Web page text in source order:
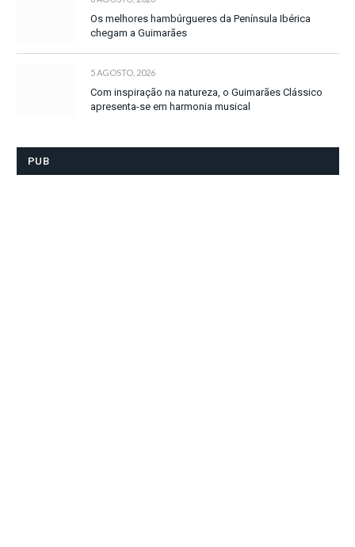
Os melhores hambúrgueres da Península Ibérica
chegam a Guimarães
5 AGOSTO, 2026
Com inspiração na natureza, o Guimarães Clássico
apresenta-se em harmonia musical
PUB